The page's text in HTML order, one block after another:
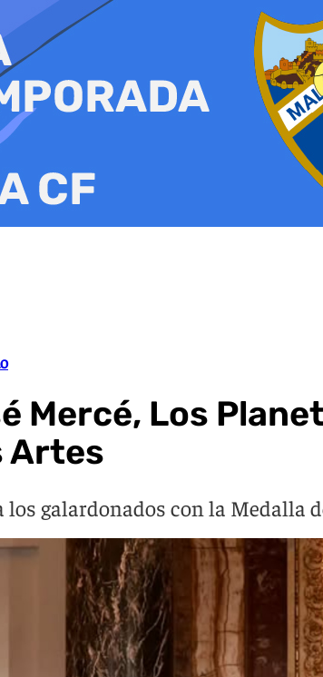
Mercé, Los
Artes
los galardonados con la